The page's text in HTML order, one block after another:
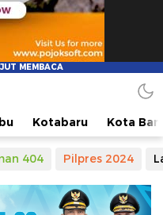
dan Mendidik
Kotabaru Kota
404 Pilpres 2024